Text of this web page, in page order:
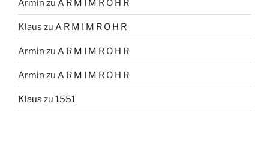
Armin zu A R M I M R O H R
Klaus zu A R M I M R O H R
Armin zu A R M I M R O H R
Armin zu A R M I M R O H R
Klaus zu 1551